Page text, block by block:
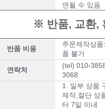
연될 수 있음
※ 반품, 교환,
반품 비용
주문제작상
품 불가
연락처
(tel) 010-
3068
1. 일부 상품
제작,절단 상
터 7일 이내